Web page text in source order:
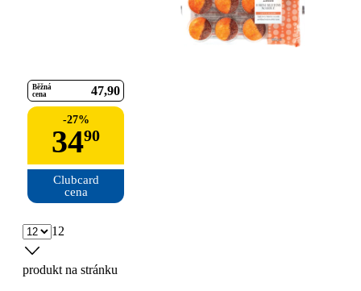
Běžná
cena
47 90
-27%
3490
Clubcard
cena
12
produkt na stránku